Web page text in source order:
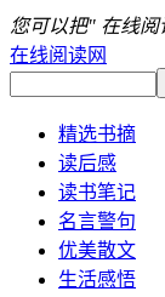
您可以把" 在线阅
在线阅读网
精选书摘
读后感
读书笔记
名言警句
优美散文
生活感悟